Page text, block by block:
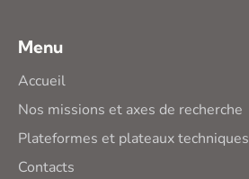
Menu
Accueil
Nos missions et axes de recherche
Plateformes et plateaux techniques
Contacts